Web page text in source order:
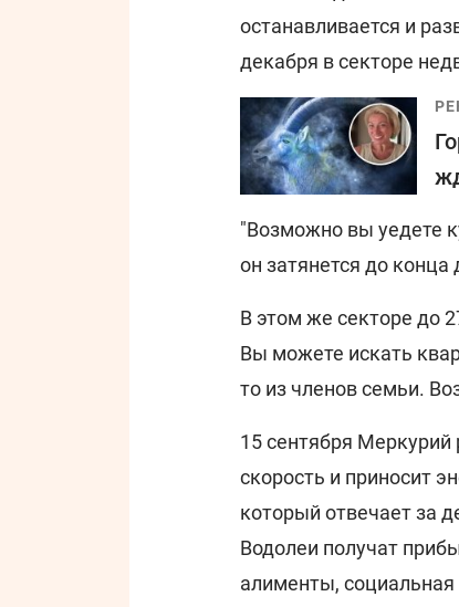
останавливается и
декабря в секторе
"Возможно вы уедете
он затянется до конца
В этом же секторе до
Вы можете искать
то из членов семьи.
15 сентября Меркурий
скорость и приносит
который отвечает за
Водолеи получат
алименты,